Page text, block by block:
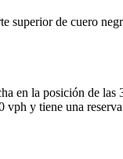
superior de cuero
en la posición de las
y tiene una